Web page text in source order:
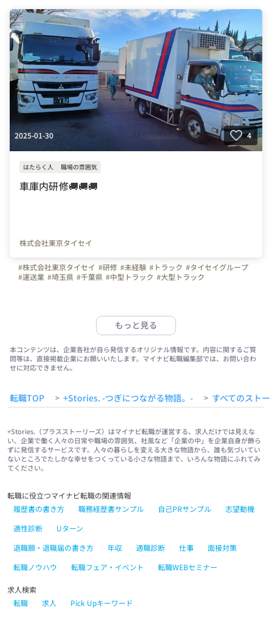
2025-01-30 4
はたらく人 職場の雰囲気
車庫内研修🚚🚚🚚
株式会社東京タイセイ
#株式会社東京タイセイ #研修 #未経験 #トラック #タイセイグループ
#運送業 #埼玉県 #千葉県 #中型トラック #大型トラック
もっと見る
本コンテンツは、企業各社が自ら発信するオリジナル情報です。内容に関するご質
問等は、直接掲載企業にお願いいたします。マイナビ転職編集部では、お問い合わ
せに対応できません。
転職TOP > +Stories. -つぎにつながる物語。- > すべてのスト
+Stories.（プラスストーリーズ）はマイナビ転職が運営する、求人だけでは見えな
い、企業で働く人々の日常や職場の雰囲気、社風など「企業の中」を企業自身が飾ら
ずに発信するサービスです。人々の暮らしを変える大きな物語から、誰も気づいてい
ないところでたしかな幸せをつくっている小さな物語まで、いろんな物語にふれてみ
てください。
転職に役立つマイナビ転職の関連情報
履歴書の書き方
職務経歴書サンプル 自己PRサンプル
志望動機
適性診断
Uターン
退職願・退職届の書き方
年収 適職診断 仕事
面接対策
転職ノウハウ
転職フェア・イベント 転職WEBセミナー
求人検索
転職
求人 Pick Upキーワード